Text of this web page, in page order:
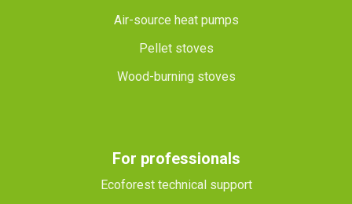
Air-source heat pumps
Pellet stoves
Wood-burning stoves
For professionals
Ecoforest technical support